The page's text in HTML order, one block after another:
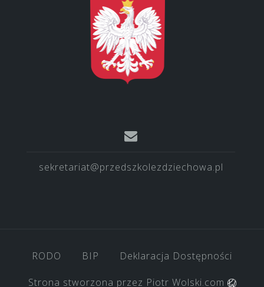
sekretariat@przedszkolezdziechowa.pl
RODO BIP Deklaracja Dostępności
Strona stworzona przez Piotr Wolski.com